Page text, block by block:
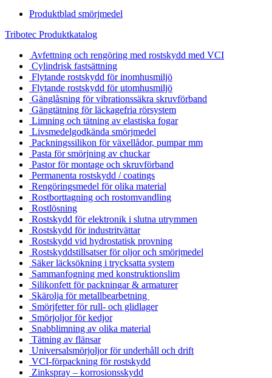
Produktblad smörjmedel
Tribotec Produktkatalog
Avfettning och rengöring med rostskydd med VCI
Cylindrisk fastsättning
Flytande rostskydd för inomhusmiljö
Flytande rostskydd för utomhusmiljö
Gänglåsning för vibrationssäkra skruvförband
Gängtätning för läckagefria rörsystem
Limning och tätning av elastiska fogar
Livsmedelgodkända smörjmedel
Packningssilikon för växellådor, pumpar mm
Pasta för smörjning av chuckar
Pastor för montage och skruvförband
Permanenta rostskydd / coatings
Rengöringsmedel för olika material
Rostborttagning och rostomvandling
Rostlösning
Rostskydd för elektronik i slutna utrymmen
Rostskydd för industritvättar
Rostskydd vid hydrostatisk provning
Rostskyddstillsatser för oljor och smörjmedel
Säker läcksökning i trycksatta system
Sammanfogning med konstruktionslim
Silikonfett för packningar & armaturer
Skärolja för metallbearbetning
Smörjfetter för rull- och glidlager
Smörjoljor för kedjor
Snabblimning av olika material
Tätning av flänsar
Universalsmörjoljor för underhåll och drift
VCI-förpackning för rostskydd
Zinkspray – korrosionsskydd